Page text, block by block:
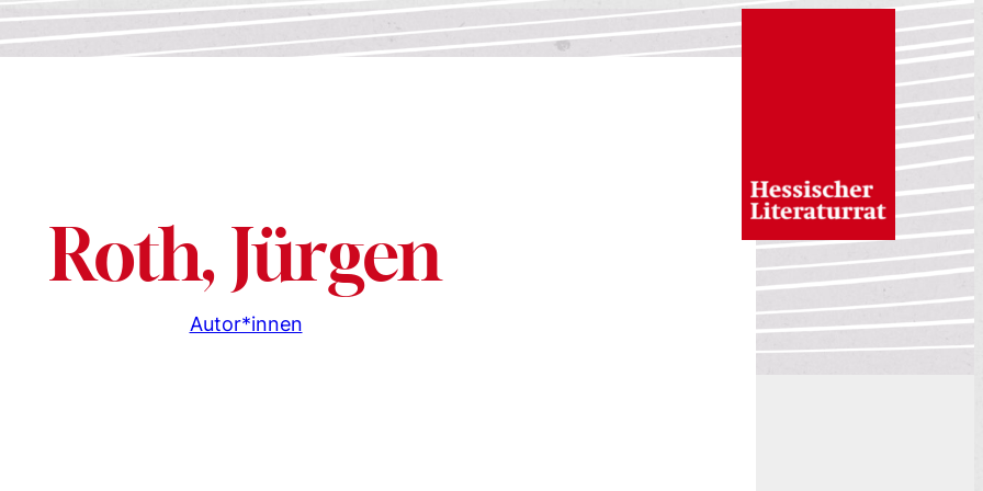
Roth, Jürgen
Autor*innen